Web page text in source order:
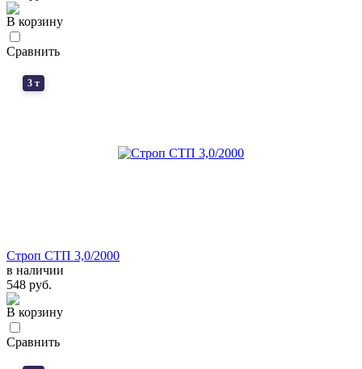
В корзину
Сравнить
3 т
Строп СТП 3,0/2000
в наличии
548 руб.
В корзину
Сравнить